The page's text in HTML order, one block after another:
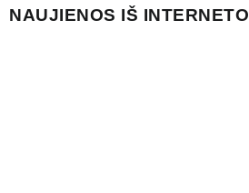
NAUJIENOS IŠ INTERNETO